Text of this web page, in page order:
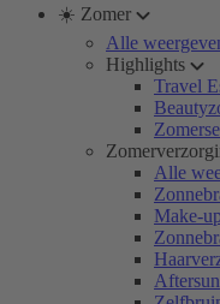
☀️ Zomer
Alle
Highlights
Travel
Alle
Make-
Aftersun